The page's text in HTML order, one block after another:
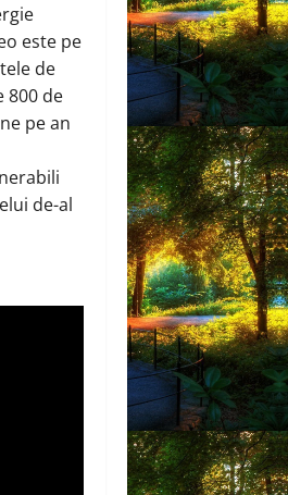
este pe
de
800 de
pe an
de-al